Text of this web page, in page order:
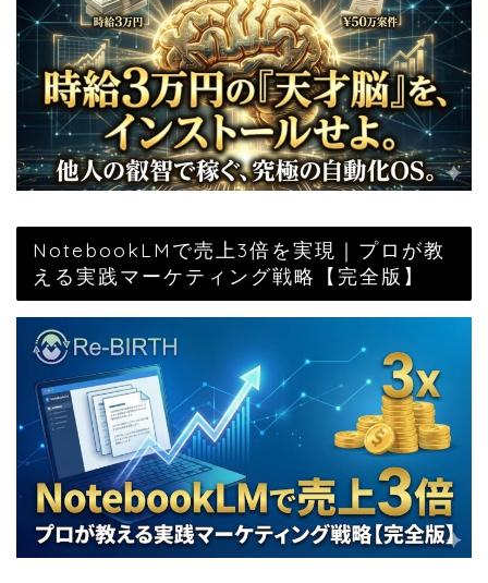
NotebookLMで売上3倍を実現｜プロが教
える実践マーケティング戦略【完全版】